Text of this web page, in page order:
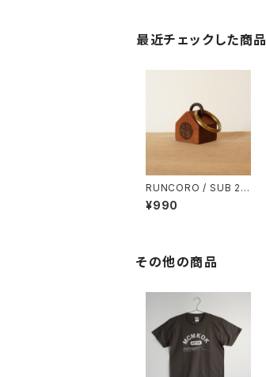
最近チェックした商品
RUNCORO / SUB 2:5
0
¥990
その他の商品